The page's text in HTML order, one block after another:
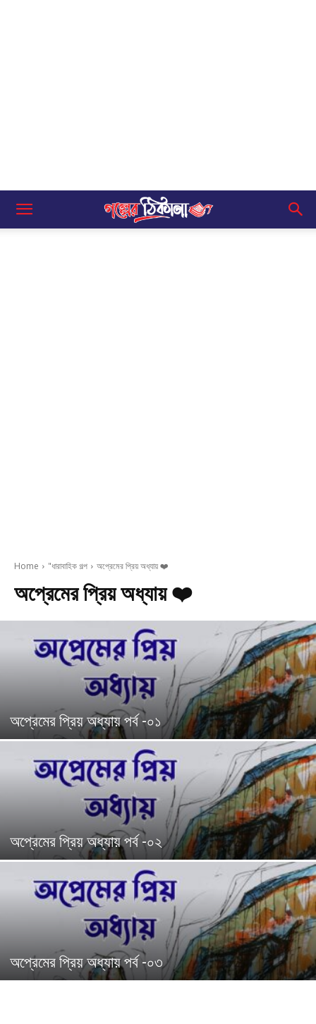
Home "ধারাবাহিক গল্প অপ্রেমের প্রিয় অধ্যায় ❤️
অপ্রেমের প্রিয় অধ্যায় ❤️
অপ্রেমের প্রিয় অধ্যায় পর্ব -০১
অপ্রেমের প্রিয় অধ্যায় পর্ব -০২
অপ্রেমের প্রিয় অধ্যায় পর্ব -০৩